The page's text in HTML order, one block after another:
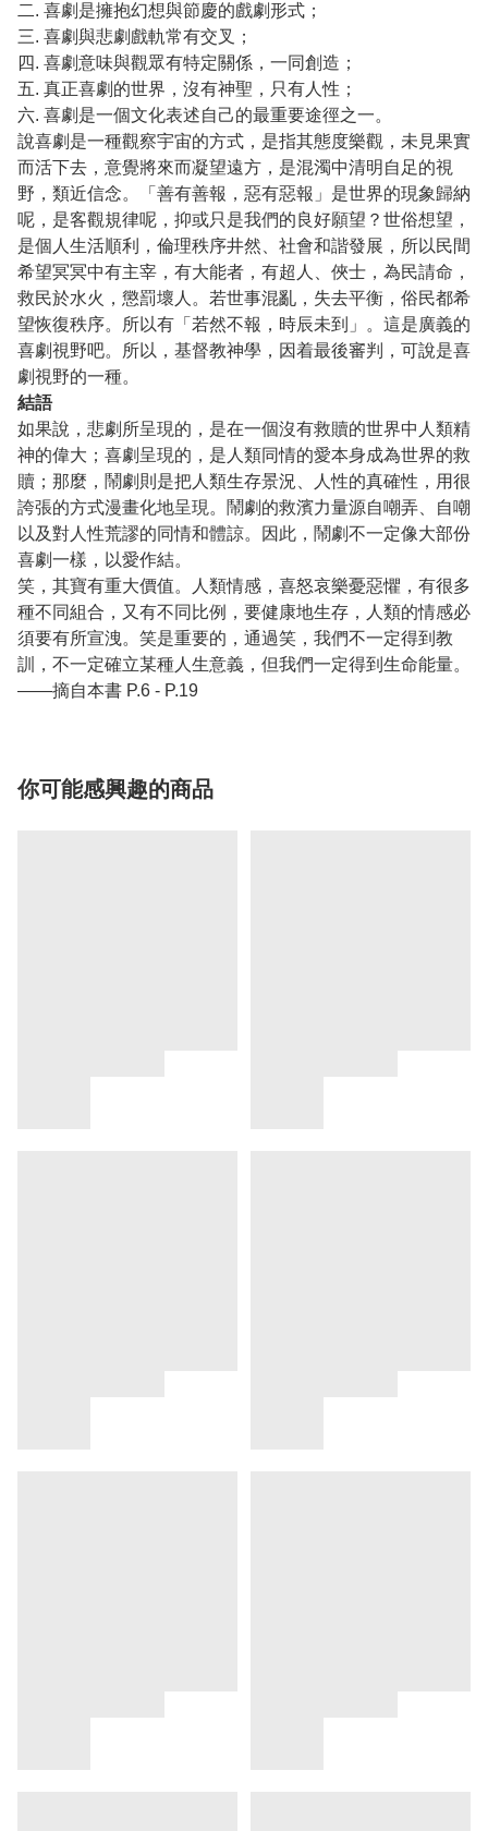
二. 喜劇是擁抱幻想與節慶的戲劇形式；
三. 喜劇與悲劇戲軌常有交叉；
四. 喜劇意味與觀眾有特定關係，一同創造；
五. 真正喜劇的世界，沒有神聖，只有人性；
六. 喜劇是一個文化表述自己的最重要途徑之一。
說喜劇是一種觀察宇宙的方式，是指其態度樂觀，未見果實
而活下去，意覺將來而凝望遠方，是混濁中清明自足的視
野，類近信念。「善有善報，惡有惡報」是世界的現象歸納
呢，是客觀規律呢，抑或只是我們的良好願望？世俗想望，
是個人生活順利，倫理秩序井然、社會和諧發展，所以民間
希望冥冥中有主宰，有大能者，有超人、俠士，為民請命，
救民於水火，懲罰壞人。若世事混亂，失去平衡，俗民都希
望恢復秩序。所以有「若然不報，時辰未到」。這是廣義的
喜劇視野吧。所以，基督教神學，因着最後審判，可說是喜
劇視野的一種。
結語
如果說，悲劇所呈現的，是在一個沒有救贖的世界中人類精
神的偉大；喜劇呈現的，是人類同情的愛本身成為世界的救
贖；那麼，鬧劇則是把人類生存景況、人性的真確性，用很
誇張的方式漫畫化地呈現。鬧劇的救濱力量源自嘲弄、自嘲
以及對人性荒謬的同情和體諒。因此，鬧劇不一定像大部份
喜劇一樣，以愛作結。
笑，其寶有重大價值。人類情感，喜怒哀樂憂惡懼，有很多
種不同組合，又有不同比例，要健康地生存，人類的情感必
須要有所宣洩。笑是重要的，通過笑，我們不一定得到教
訓，不一定確立某種人生意義，但我們一定得到生命能量。
——摘自本書 P.6 - P.19
你可能感興趣的商品